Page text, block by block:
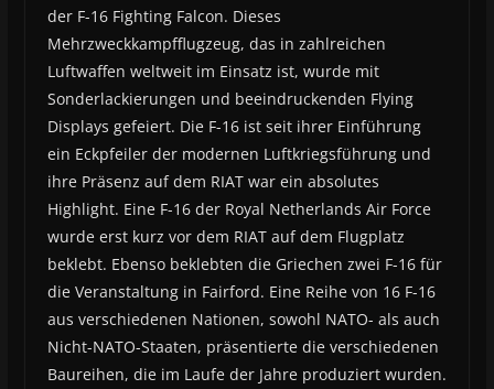
der F-16 Fighting Falcon. Dieses
Mehrzweckkampfflugzeug, das in zahlreichen
Luftwaffen weltweit im Einsatz ist, wurde mit
Sonderlackierungen und beeindruckenden Flying
Displays gefeiert. Die F-16 ist seit ihrer Einführung
ein Eckpfeiler der modernen Luftkriegsführung und
ihre Präsenz auf dem RIAT war ein absolutes
Highlight. Eine F-16 der Royal Netherlands Air Force
wurde erst kurz vor dem RIAT auf dem Flugplatz
beklebt. Ebenso beklebten die Griechen zwei F-16 für
die Veranstaltung in Fairford. Eine Reihe von 16 F-16
aus verschiedenen Nationen, sowohl NATO- als auch
Nicht-NATO-Staaten, präsentierte die verschiedenen
Baureihen, die im Laufe der Jahre produziert wurden.